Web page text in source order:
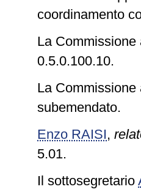
coordinamento
La
0.5.0.100.10.
La Commissione
subemendato.
Enzo RAISI,
5.01.
Il sottosegretario